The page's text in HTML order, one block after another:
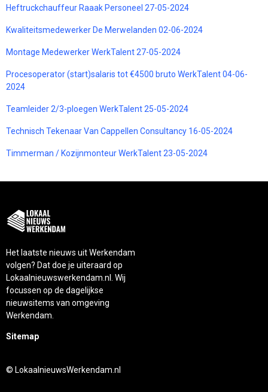
Heftruckchauffeur Raaak Personeel 27-05-2024
Kwaliteitsmedewerker De Merwelanden 02-06-2024
Montage Medewerker WerkTalent 27-05-2024
Procesoperator (start)salaris tot €4500 bruto WerkTalent 04-06-
2024
Teamleider 2/3-ploegen WerkTalent 25-05-2024
Technisch Tekenaar Van Cappellen Consultancy 16-05-2024
Timmerman / Kozijnmonteur WerkTalent 23-05-2024
Het laatste nieuws uit Werkendam
volgen? Dat doe je uiteraard op
Lokaalnieuwswerkendam.nl. Wij
focussen op de dagelijkse
nieuwsitems van omgeving
Werkendam.
Sitemap
© LokaalnieuwsWerkendam.nl